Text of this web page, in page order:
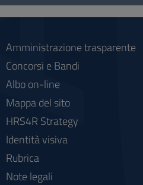
social
Amministrazione trasparente
Concorsi e Bandi
Albo on-line
Mappa del sito
HRS4R Strategy
Identità visiva
Rubrica
Note legali